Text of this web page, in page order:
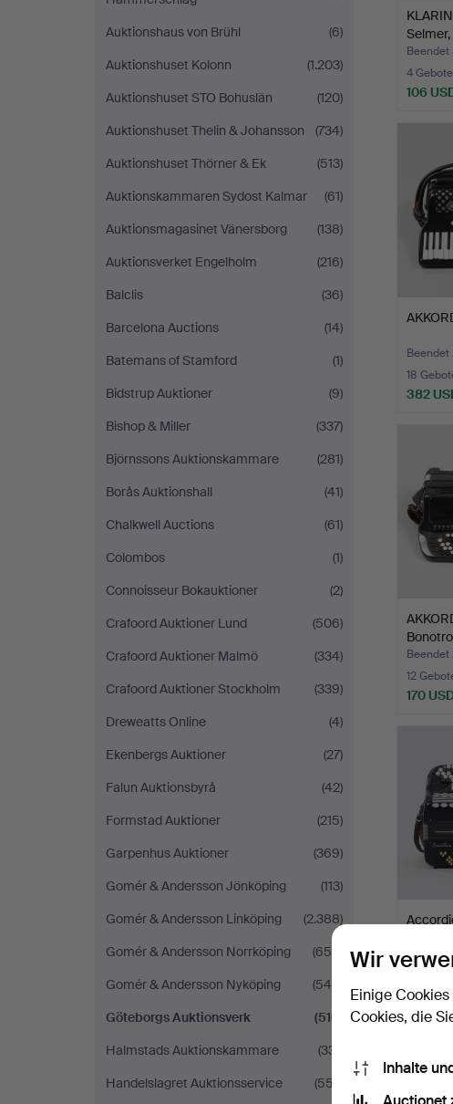
Auktionshaus von Brühl
(6)
Auktionshuset Kolonn
(1.203)
Auktionshuset STO Bohuslän
(120)
Auktionshuset Thelin & Johansson
(734)
Auktionshuset Thörner & Ek
(513)
Auktionskammaren Sydost Kalmar
(61)
Auktionsmagasinet Vänersborg
(138)
Auktionsverket Engelholm
(216)
Balclis
(36)
Barcelona Auctions
(14)
Batemans of Stamford
(1)
Bidstrup Auktioner
(9)
Bishop & Miller
(337)
Björnssons Auktionskammare
(281)
Borås Auktionshall
(41)
Chalkwell Auctions
(61)
Colombos
(1)
Connoisseur Bokauktioner
(2)
Crafoord Auktioner Lund
(506)
Crafoord Auktioner Malmö
(334)
Crafoord Auktioner Stockholm
(339)
Dreweatts Online
(4)
Ekenbergs Auktioner
(27)
Falun Auktionsbyrå
(42)
Formstad Auktioner
(215)
Garpenhus Auktioner
(369)
Gomér & Andersson Jönköping
(113)
Gomér & Andersson Linköping
(2.388)
Gomér & Andersson Norrköping
(655)
Gomér & Andersson Nyköping
(545)
Göteborgs Auktionsverk
(510)
Halmstads Auktionskammare
(331)
Handelslagret Auktionsservice
(557)
Selmer,
Beendet
4 Gebote
106
Beendet
18
382
Beendet
12
170
Beendet
329
Wir
Einige
Cookies, die
Inhalte